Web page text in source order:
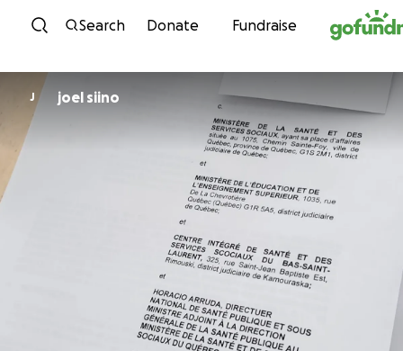
Skip to content
Search Donate Fundraise
J joel siino